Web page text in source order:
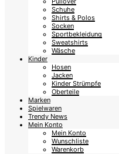
Schuhe
Shirts & Polos
Socken
Sportbekleidung
Sweatshirts
Wäsche
Kinder
Hosen
Jacken
Kinder Strümpfe
Oberteile
Marken
Spielwaren
Trendy News
Mein Konto
Mein Konto
Wunschliste
Warenkorb